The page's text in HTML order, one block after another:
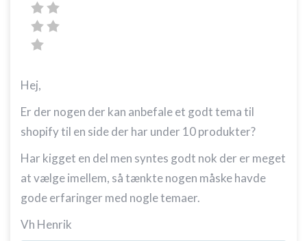
Hej,
Er der nogen der kan anbefale et godt tema til
shopify til en side der har under 10 produkter?
Har kigget en del men syntes godt nok der er meget
at vælge imellem, så tænkte nogen måske havde
gode erfaringer med nogle temaer.
Vh Henrik